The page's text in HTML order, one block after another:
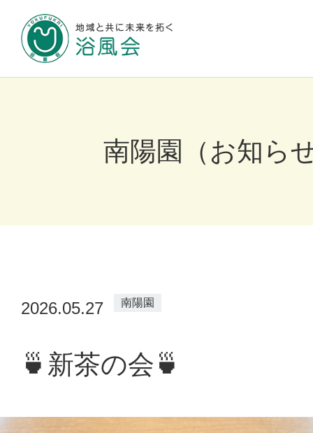
浴風会について
情報公開
採用情報
南陽園（お知ら
2026.05.27 南陽園
🍵新茶の会🍵